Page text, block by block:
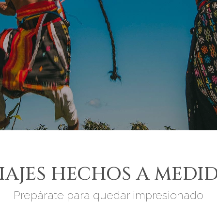
HECHOS A
Prepárate para quedar impresionado